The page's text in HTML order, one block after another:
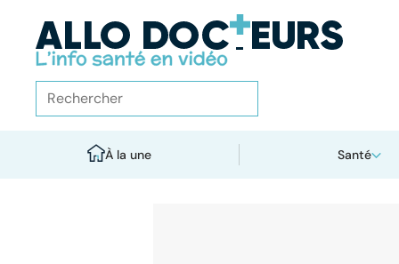
À la une Santé